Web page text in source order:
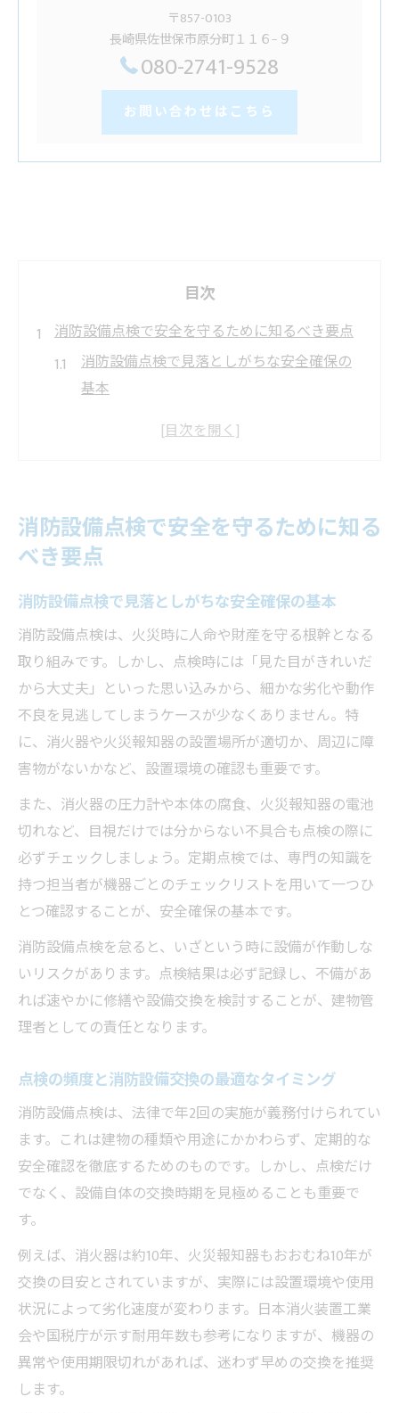
〒857-0103
長崎県佐世保市原分町１１６−９
080-2741-9528
お問い合わせはこちら
目次
消防設備点検で安全を守るために知るべき要点
消防設備点検で見落としがちな安全確保の
基本
点検の頻度と消防設備交換の最適なタイミ
交換費用や耐用年数も考慮した消防設備点
検の要点
法定基準と消防設備点検の違いを正しく理
設備交換時期を見極める実務的なポイント
消防設備点検結果で交換時期を見極める方
法
耐用年数と点検結果を踏まえた交換判断の
コツ
消防設備点検で設備交換のリスクを早めに
察知
交換時期の目安と消防設備点検の実践アド
バイス
消防設備交換における費用と安全性のバラ
法定基準と耐用年数の違いを正しく理解
消防設備点検が示す法定基準と実務の違い
耐用年数と法定交換時期はどう異なるか
更新
消防設備の耐用年数を知ることの重要性
法定基準と消防設備点検の留意点まとめ
消防設備点検から設備交換へ進む判断基準
消防設備点検後の交換判断はここに注目
用法
消防設備点検結果から交換計画を立てるコ
ツ
交換時期と費用目安を消防設備点検で確認
消防設備点検後の安全性と経済性の判断基
消防設備点検で安全を守るために知る
べき要点
消防設備点検で見落としがちな安全確保の基本
消防設備点検は、火災時に人命や財産を守る根幹となる
取り組みです。しかし、点検時には「見た目がきれいだ
から大丈夫」といった思い込みから、細かな劣化や動作
不良を見逃してしまうケースが少なくありません。特
に、消火器や火災報知器の設置場所が適切か、周辺に障
害物がないかなど、設置環境の確認も重要です。
また、消火器の圧力計や本体の腐食、火災報知器の電池
切れなど、目視だけでは分からない不具合も点検の際に
必ずチェックしましょう。定期点検では、専門の知識を
持つ担当者が機器ごとのチェックリストを用いて一つひ
とつ確認することが、安全確保の基本です。
消防設備点検を怠ると、いざという時に設備が作動しな
いリスクがあります。点検結果は必ず記録し、不備があ
れば速やかに修繕や設備交換を検討することが、建物管
理者としての責任となります。
点検の頻度と消防設備交換の最適なタイミング
消防設備点検は、法律で年2回の実施が義務付けられてい
ます。これは建物の種類や用途にかかわらず、定期的な
安全確認を徹底するためのものです。しかし、点検だけ
でなく、設備自体の交換時期を見極めることも重要で
す。
例えば、消火器は約10年、火災報知器もおおむね10年が
交換の目安とされていますが、実際には設置環境や使用
状況によって劣化速度が変わります。日本消火装置工業
会や国税庁が示す耐用年数も参考になりますが、機器の
異常や使用期限切れがあれば、迷わず早めの交換を推奨
します。